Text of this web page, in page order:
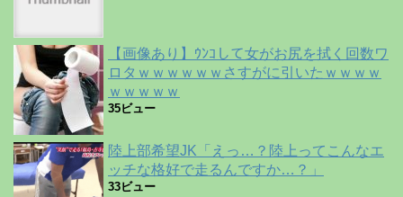
【画像あり】ｳﾝｺして女がお尻を拭く回数ワ
ロタｗｗｗｗｗｗさすがに引いたｗｗｗｗ
ｗｗｗｗｗ
35ビュー
陸上部希望JK「えっ…？陸上ってこんなエ
ッチな格好で走るんですか…？」
33ビュー